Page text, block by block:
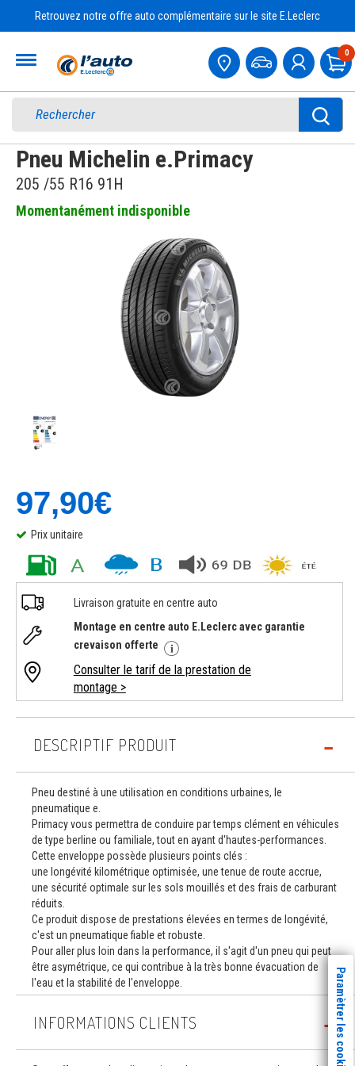
Retrouvez notre offre auto complémentaire sur le site E.Leclerc
0
Pneu Michelin e.Primacy
205 /55 R16 91H
Momentanément indisponible
97,90€
Prix unitaire
Livraison gratuite en centre auto
Montage en centre auto E.Leclerc avec garantie
crevaison offerte
Consulter le tarif de la prestation de
montage >
DESCRIPTIF PRODUIT
Pneu destiné à une utilisation en conditions urbaines, le
pneumatique e.
Primacy vous permettra de conduire par temps clément en véhicules
de type berline ou familiale, tout en ayant d'hautes-performances.
Cette enveloppe possède plusieurs points clés :
une longévité kilométrique optimisée, une tenue de route accrue,
une sécurité optimale sur les sols mouillés et des frais de carburant
réduits.
Ce produit dispose de prestations élevées en termes de longévité,
c'est un pneumatique fiable et robuste.
Pour aller plus loin dans la performance, il s'agit d'un pneu qui peut
être asymétrique, ce qui contribue à la très bonne évacuation de
l'eau et la stabilité de l'enveloppe.
INFORMATIONS CLIENTS Paramètrer les cookies